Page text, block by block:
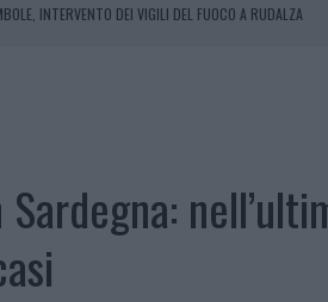
INTERVENTO DEI VIGILI DEL FUOCO A RUDALZA